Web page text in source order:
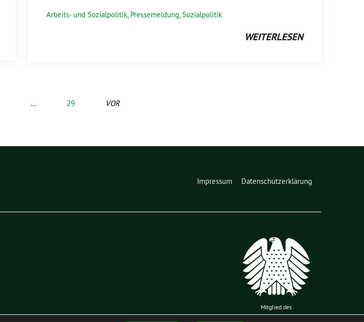
Arbeits- und Sozialpolitik, Pressemeldung,Sozialpolitik
WEITERLESEN
… 29 VOR
Impressum Datenschutzerklärung
Mitglied des
Deutschen Bundestages